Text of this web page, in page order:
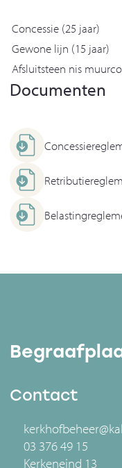
Concessie (25 jaar)
Gewone lijn (15 jaar)
Afsluitsteen nis
Documenten
Contact
03 376 49 15
Kerkeneind 13